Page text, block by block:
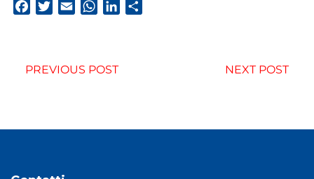
FacebookTwitterEmail WhatsApp
LinkedIn
PREVIOUS POST NEXT POST